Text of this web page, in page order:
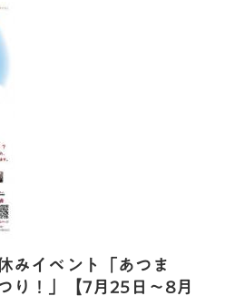
みイベント「あつま
り！」【7月25日～8月